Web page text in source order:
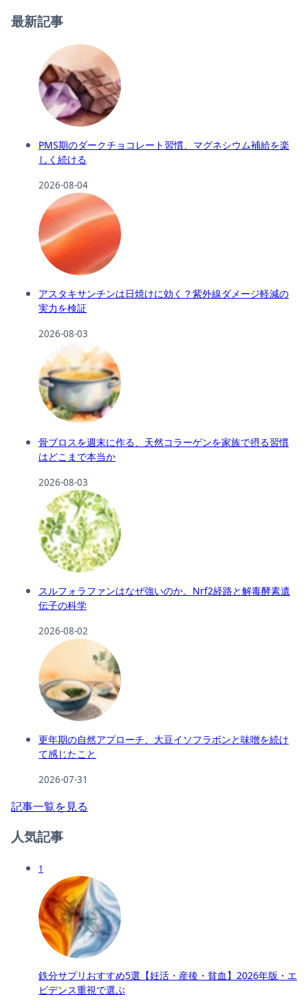
最新記事
PMS期のダークチョコレート習慣、マグネシウム補給を楽
しく続ける
2026-08-04
アスタキサンチンは日焼けに効く？紫外線ダメージ軽減の
実力を検証
2026-08-03
骨ブロスを週末に作る、天然コラーゲンを家族で摂る習慣
はどこまで本当か
2026-08-03
スルフォラファンはなぜ強いのか。Nrf2経路と解毒酵素遺
伝子の科学
2026-08-02
更年期の自然アプローチ、大豆イソフラボンと味噌を続け
て感じたこと
2026-07-31
記事一覧を見る
人気記事
1
鉄分サプリおすすめ5選【妊活・産後・貧血】2026年版・エ
ビデンス重視で選ぶ